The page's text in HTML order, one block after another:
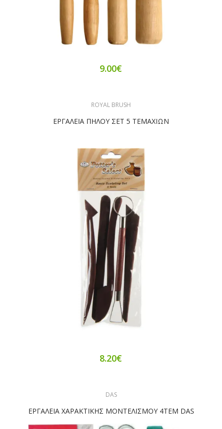
9.00€
ROYAL BRUSH
ΕΡΓΑΛΕΙΑ ΠΗΛΟΥ ΣΕΤ 5 ΤΕΜΑΧΙΩΝ
8.20€
DAS
ΕΡΓΑΛΕΙΑ ΧΑΡΑΚΤΙΚΗΣ ΜΟΝΤΕΛΙΣΜΟΥ 4TEM DAS